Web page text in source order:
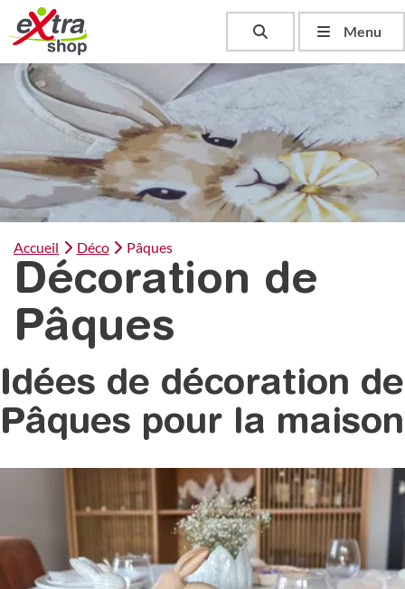
Toggle searchMenu
Accueil Déco Pâques
Décoration de
Pâques
Idées de décoration de
Pâques pour la maison